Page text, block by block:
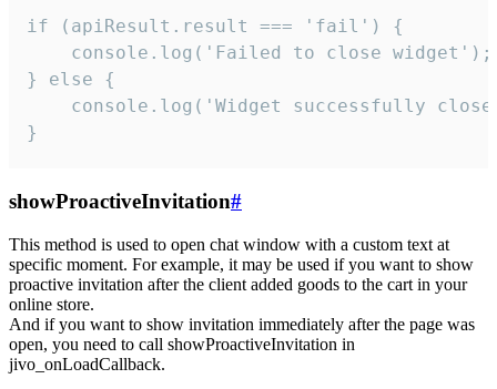
if (apiResult.result === 'fail') {
    console.log('Failed to close widget');
} else {
console.log('Widget successfully
}
showProactiveInvitation#
This method is used to open chat window with a custom text at
specific moment. For example, it may be used if you want to show
proactive invitation after the client added goods to the cart in your
online store.
And if you want to show invitation immediately after the page was
open, you need to call showProactiveInvitation in
jivo_onLoadCallback.